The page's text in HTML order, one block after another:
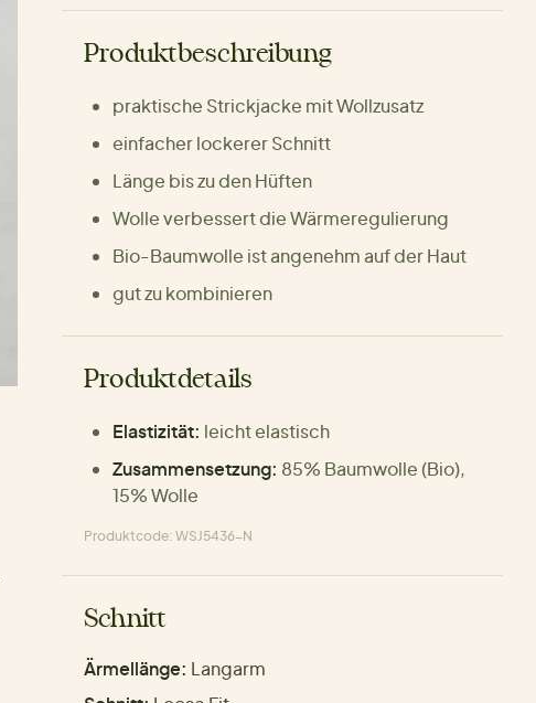
Produktbeschreibung
praktische Strickjacke mit Wollzusatz
einfacher lockerer Schnitt
Länge bis zu den Hüften
Wolle verbessert die Wärmeregulierung
Bio-Baumwolle ist angenehm auf der Haut
gut zu kombinieren
Produktdetails
Elastizität: leicht elastisch
Zusammensetzung: 85% Baumwolle (Bio),
15% Wolle
Produktcode: WSJ5436-N
Schnitt
Ärmellänge: Langarm